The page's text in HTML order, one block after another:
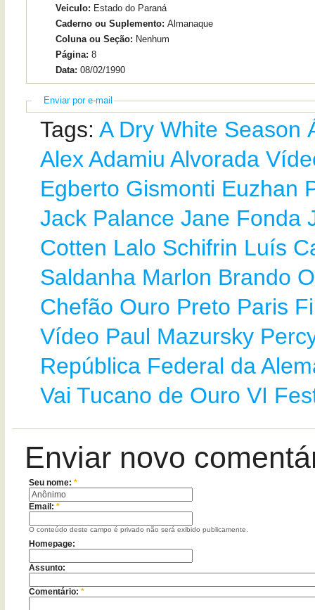
Veiculo: Estado do Paraná
Caderno ou Suplemento: Almanaque
Coluna ou Seção: Nenhum
Página: 8
Data: 08/02/1990
Enviar por e-mail
Tags: A Dry White Season
Alex Adamiu Alvorada
Egberto Gismonti Euzhan
Jack Palance Jane Fonda
Cotten Lalo Schifrin Luís
Saldanha Marlon Brando
Chefão Ouro Preto Paris
Vídeo Paul Mazursky
República Federal da
Vai Tucano de Ouro VI
Enviar novo
Seu nome:*
Email:*
O conteúdo deste campo é privado não será exibido publicamente.
Homepage:
Assunto:
Comentário:*